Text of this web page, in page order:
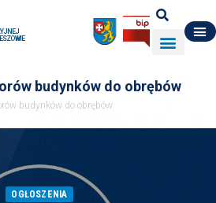
budynków do obrębów
budynków do obrębów
OGŁOSZENIA